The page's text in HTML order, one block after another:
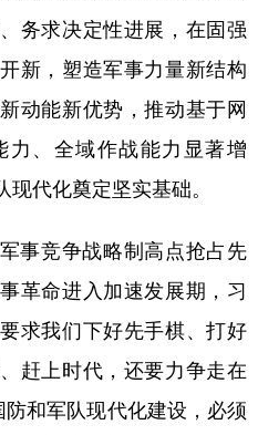
务求决定性进展，在固强
新，塑造军事力量新结构
动能新优势，推动基于网
力、全域作战能力显著增
代化奠定坚实基础。
竞争战略制高点抢占先
革命进入加速发展期，习
求我们下好先手棋、打好
赶上时代，还要力争走在
防和军队现代化建设，必须